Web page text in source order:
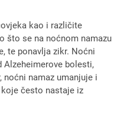
kao i različite
što se na noćnom namazu
te ponavlja zikr. Noćni
Alzeheimerove bolesti,
noćni namaz umanjuje i
često nastaje iz